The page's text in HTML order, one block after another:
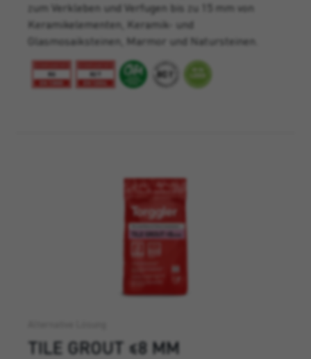
zum Verkleben und Verfugen bis zu 15 mm von
Keramikelementen, Keramik- und
Glasmosaiksteinen, Marmor und Natursteinen.
TILE GROUT ≤8 MM